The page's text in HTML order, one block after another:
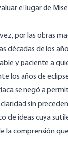
el lugar de
por las obras
décadas de los
y paciente a
los años de
se negó a
sin
de ideas cuya
la comprensión